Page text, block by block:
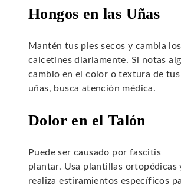
Hongos en las Uñas
Mantén tus pies secos y cambia los
calcetines diariamente. Si notas
cambio en el color o textura de tus
uñas, busca atención médica.
Dolor en el Talón
Puede ser causado por fascitis
plantar. Usa plantillas ortopédicas
realiza estiramientos específicos